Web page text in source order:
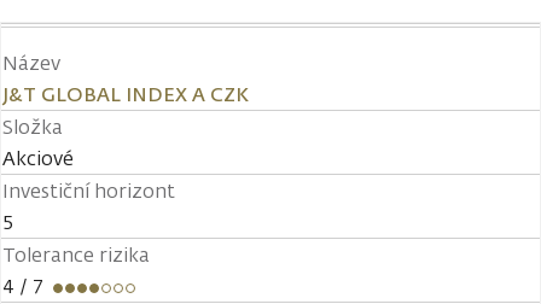
Název
J&T GLOBAL INDEX A CZK
Složka
Akciové
Investiční horizont
5
Tolerance rizika
4 / 7